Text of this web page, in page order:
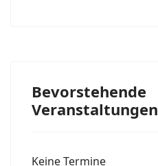
Bevorstehende
Veranstaltungen
Keine Termine